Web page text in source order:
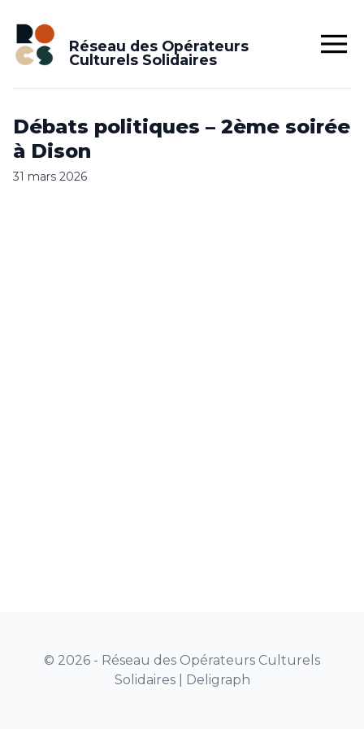
Réseau des Opérateurs
Culturels Solidaires
Débats poli­tiques – 2ème soirée
à Dison
31 mars 2026
© 2026 - Réseau des Opérateurs Culturels
Solidaires | Deligraph